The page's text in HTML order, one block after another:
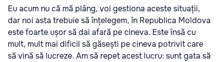
Eu acum nu că mă plâng, voi gestiona aceste situații,
dar noi asta trebuie să înțelegem, în Republica Moldova
este foarte ușor să dai afară pe cineva. Este însă cu
mult, mult mai dificil să găsești pe cineva potrivit care
să vină să lucreze. Am să repet acest lucru: sunt gata să